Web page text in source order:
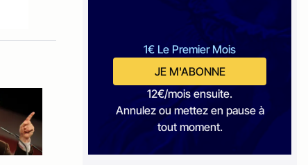
1€ Le Premier Mois
JE M'ABONNE
12€/mois ensuite.
Annulez ou mettez en pause à
tout moment.